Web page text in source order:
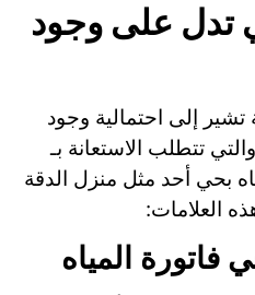
تدل على وجود
إلى احتمالية وجود
تتطلب الاستعانة بـ
بحي أحد مثل منزل الدقة
العلامات:
فاتورة المياه